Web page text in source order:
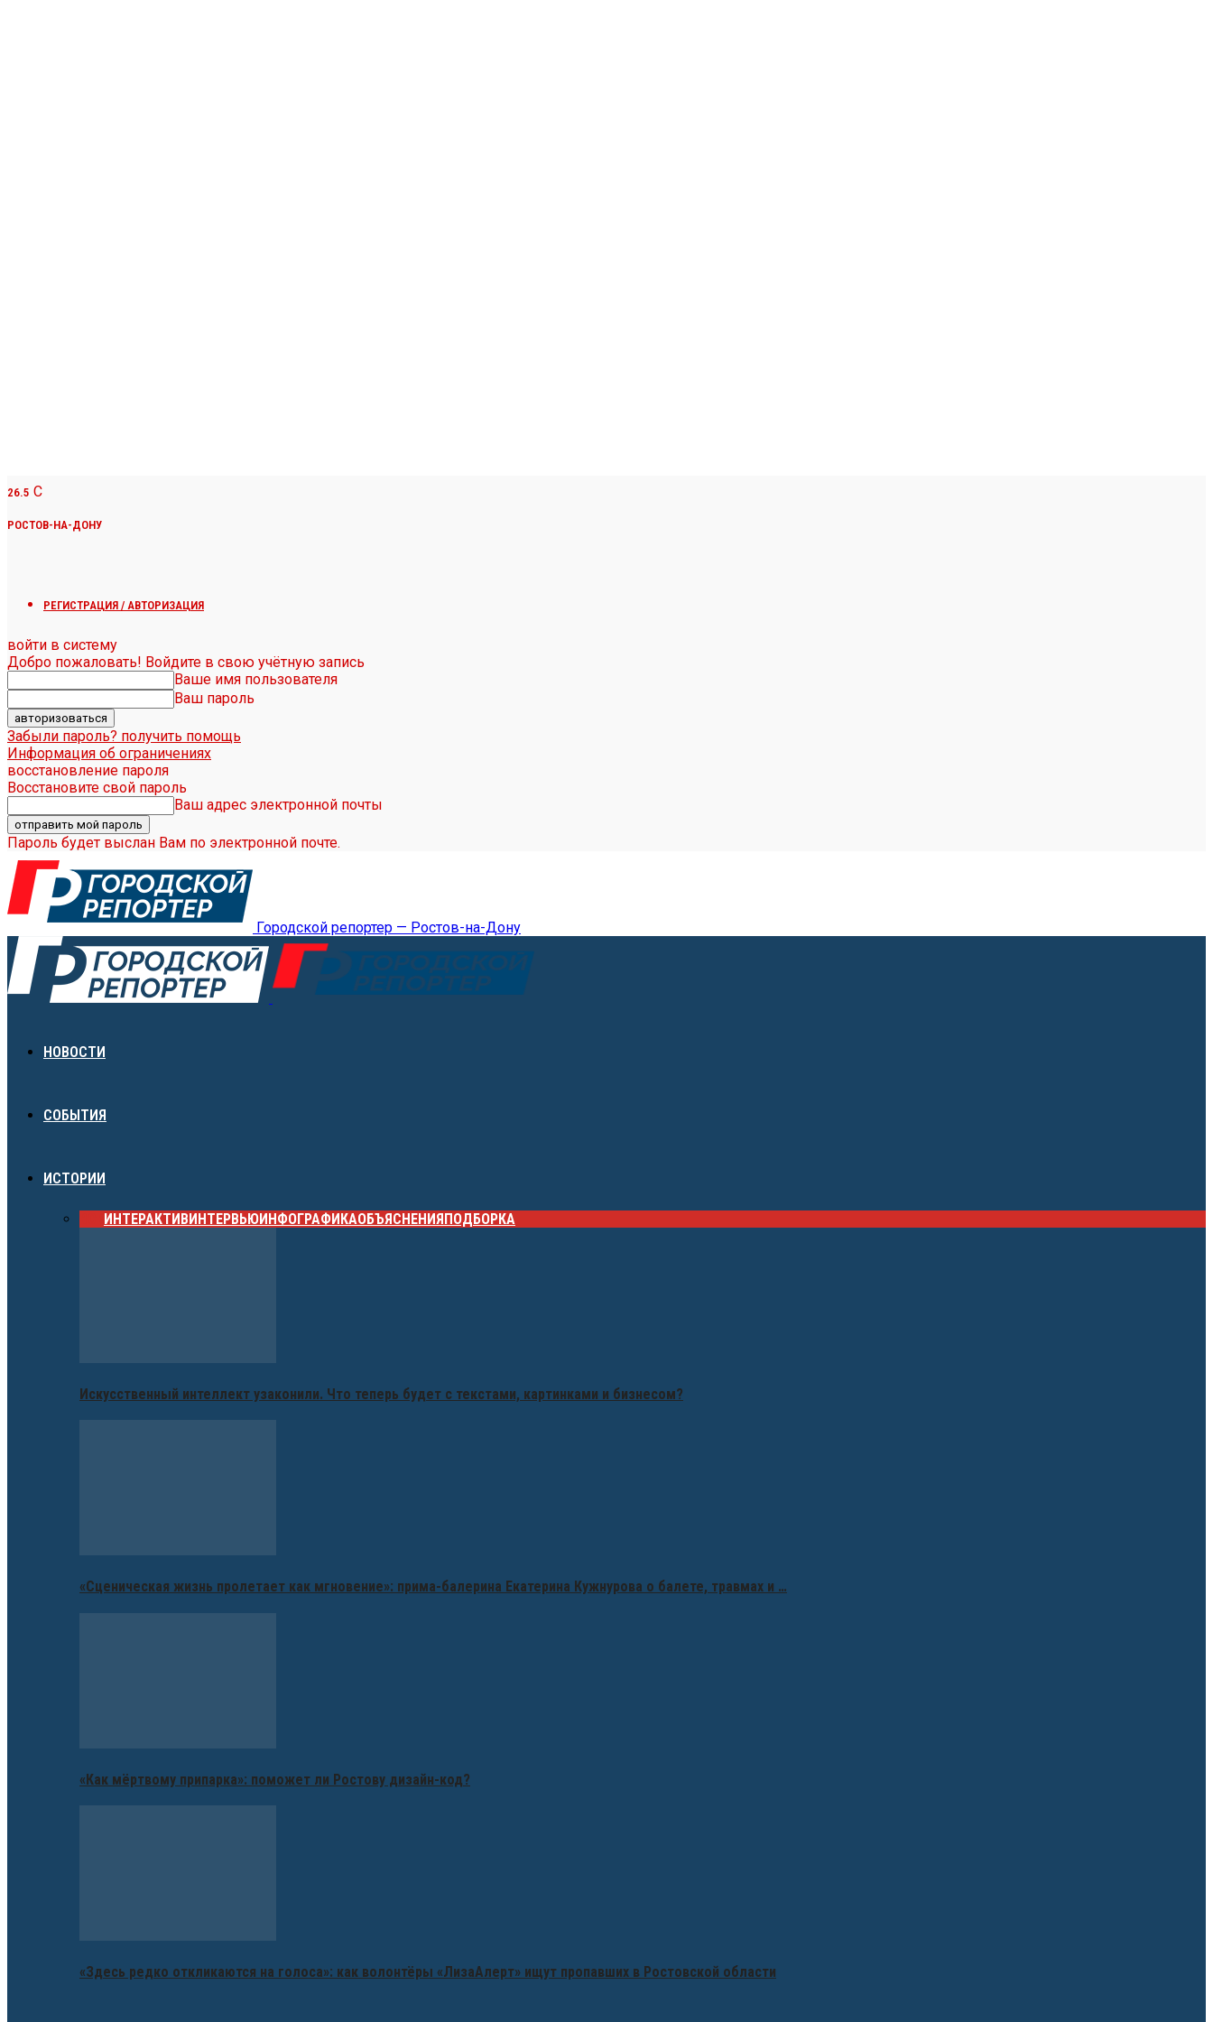
26.5 C
РОСТОВ-НА-ДОНУ
РЕГИСТРАЦИЯ / АВТОРИЗАЦИЯ
войти в систему
Добро пожаловать! Войдите в свою учётную запись
Ваше имя пользователя
Ваш пароль
Забыли пароль? получить помощь
Информация об ограничениях
восстановление пароля
Восстановите свой пароль
Ваш адрес электронной почты
Пароль будет выслан Вам по электронной почте.
Городской репортер — Ростов-на-Дону
НОВОСТИ
СОБЫТИЯ
ИСТОРИИ
ИНТЕРАКТИВИНТЕРВЬЮИНФОГРАФИКАОБЪЯСНЕНИЯПОДБОРКА
Искусственный интеллект узаконили. Что теперь будет с текстами, картинками и бизнесом?
«Сценическая жизнь пролетает как мгновение»: прима-балерина Екатерина Кужнурова о балете, травмах и …
«Как мёртвому припарка»: поможет ли Ростову дизайн-код?
«Здесь редко откликаются на голоса»: как волонтёры «ЛизаАлерт» ищут пропавших в Ростовской области